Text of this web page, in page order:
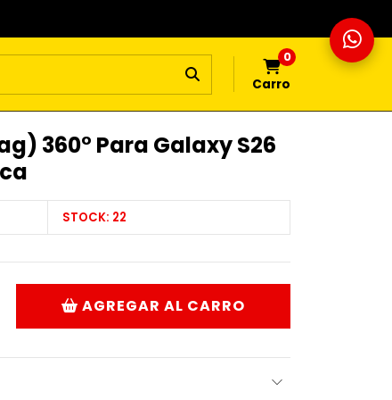
0
Carro
360° Para Galaxy S26
STOCK: 22
AGREGAR AL CARRO